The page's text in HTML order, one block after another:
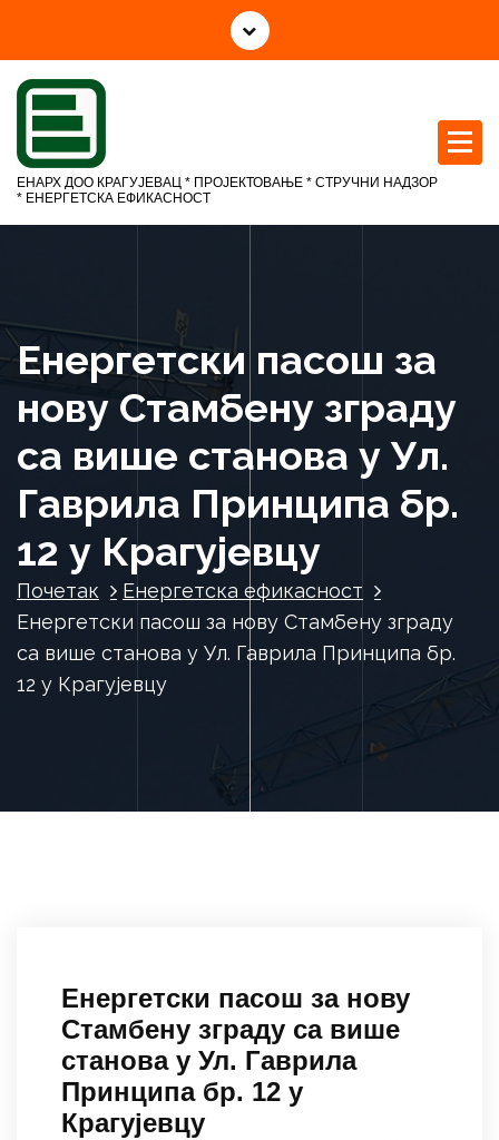
о
а
а
ј
ЕНАРХ ДОО КРАГУЈЕВАЦ * ПРОЈЕКТОВАЊЕ * СТРУЧНИ НАДЗОР
* ЕНЕРГЕТСКА ЕФИКАСНОСТ
Енергетски пасош за
нову Стамбену зграду
са више станова у Ул.
Гаврила Принципа бр.
12 у Крагујевцу
Почетак
Енергетска ефикасност
Енергетски пасош за нову Стамбену зграду
са више станова у Ул. Гаврила Принципа бр.
12 у Крагујевцу
Енергетски пасош за нову
Стамбену зграду са више
станова у Ул. Гаврила
Принципа бр. 12 у
Крагујевцу